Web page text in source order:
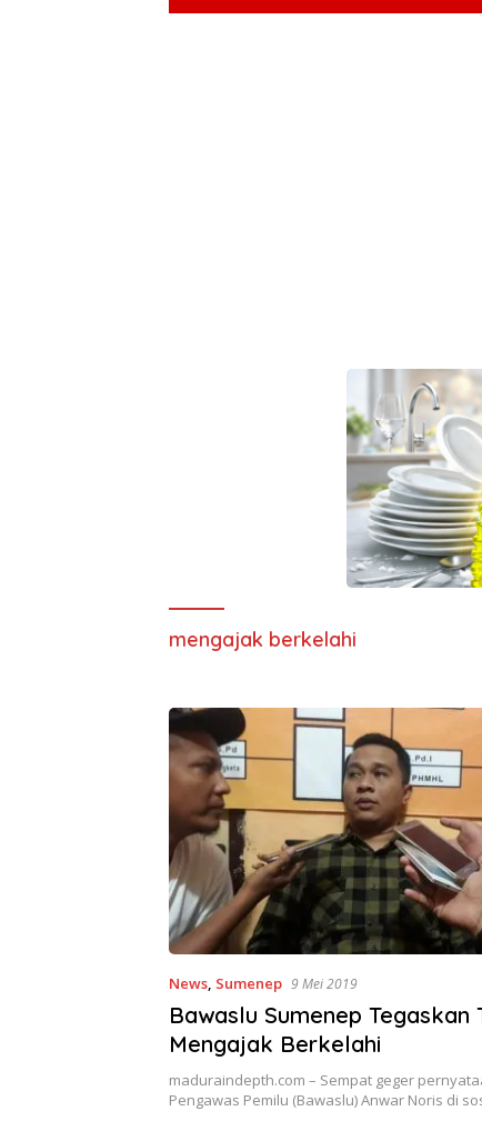
mengajak berkelahi
News, Sumenep 9 Mei 2019
Bawaslu Sumenep Tegaskan
Mengajak Berkelahi
maduraindepth.com – Sempat geger
Pengawas Pemilu (Bawaslu) Anwar Noris di